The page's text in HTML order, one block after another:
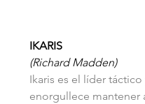
IKARIS
(Richard Madden)
Ikaris es el líder
enorgullece mantener